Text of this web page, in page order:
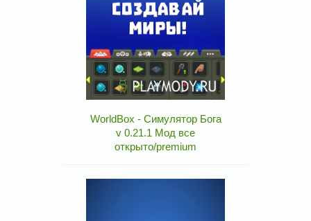
WorldBox - Симулятор Бога
v 0.21.1 Мод все
открыто/premium